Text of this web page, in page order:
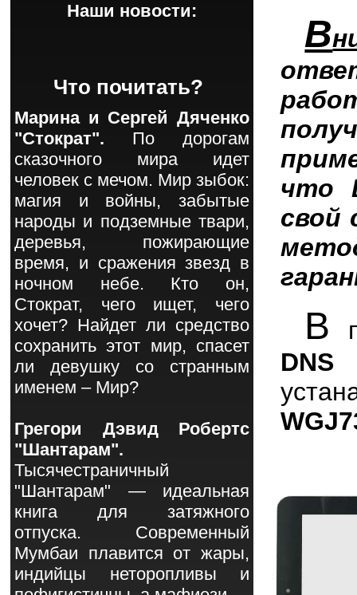
В
что
свой
В
Наши новости:
Что почитать?
Марина и Сергей Дяченко
"Стократ". По дорогам
сказочного мира идет
человек с мечом. Мир зыбок:
магия и войны, забытые
народы и подземные твари,
деревья, пожирающие
время, и сражения звезд в
ночном небе. Кто он,
Стократ, чего ищет, чего
хочет? Найдет ли средство
сохранить этот мир, спасет
ли девушку со странным
именем – Мир?
Грегори Дэвид Робертс
"Шантарам".
Тысячестраничный
"Шантарам" — идеальная
книга для затяжного
отпуска. Современный
Мумбаи плавится от жары,
индийцы неторопливы и